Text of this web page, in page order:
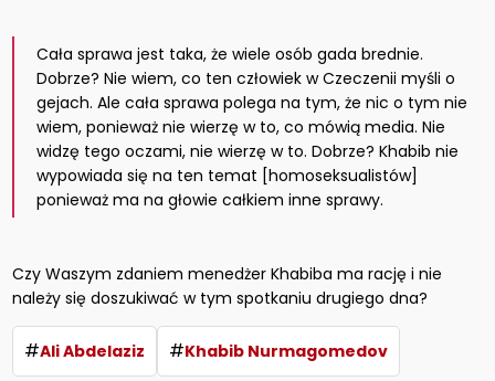
Cała sprawa jest taka, że ​​wiele osób gada brednie.
Dobrze? Nie wiem, co ten człowiek w Czeczenii myśli o
gejach. Ale cała sprawa polega na tym, że nic o tym nie
wiem, ponieważ nie wierzę w to, co mówią media. Nie
widzę tego oczami, nie wierzę w to. Dobrze? Khabib nie
wypowiada się na ten temat [homoseksualistów]
ponieważ ma na głowie całkiem inne sprawy.
Czy Waszym zdaniem menedżer Khabiba ma rację i nie
należy się doszukiwać w tym spotkaniu drugiego dna?
#Ali Abdelaziz #Khabib Nurmagomedov